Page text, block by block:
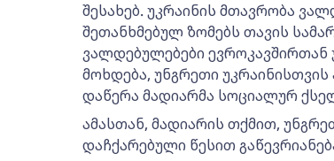
შესახებ. უკრაინის მთავრობა
შეთანხმებულ ზომებს თავის
ვალდებულებები ევროკავშირთან
მოხდება, უნგრეთი
დაწერა მადიარმა სოციალურ
ამასთან, მადიარის თქმით,
დაჩქარებული წესით